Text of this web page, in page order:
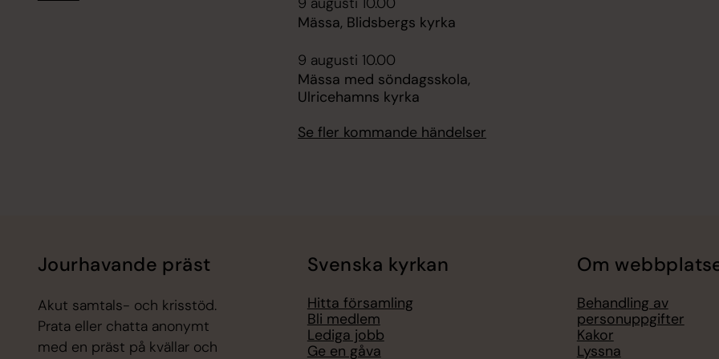
Mässa, Blidsbergs kyrka
9 augusti 10.00
Mässa med söndagsskola,
Ulricehamns kyrka
Se fler kommande händelser
Jourhavande präst
Akut samtals- och krisstöd.
Prata eller chatta anonymt
med en präst på kvällar och
Svenska kyrkan
Hitta församling
Bli medlem
Lediga jobb
Ge en gåva
Om
Behandling av
personuppgifter
Kakor
Lyssna